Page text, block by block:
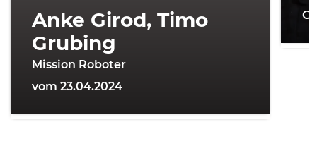
Anke Girod, Timo
Grubing
Mission Roboter
vom 23.04.2024